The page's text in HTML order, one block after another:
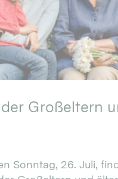
Großeltern
Sonntag, 26. Juli,